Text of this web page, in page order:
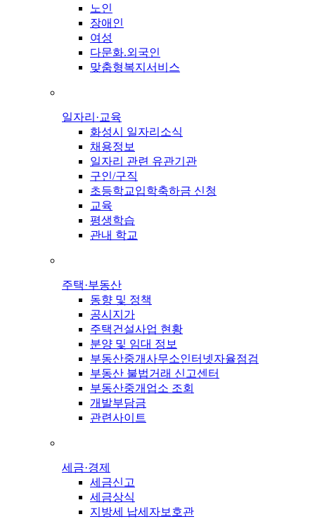
노인
장애인
여성
다문화.외국인
맞춤형복지서비스
일자리·교육
화성시 일자리소식
채용정보
일자리 관련 유관기관
구인/구직
초등학교입학축하금 신청
교육
평생학습
관내 학교
주택·부동산
동향 및 정책
공시지가
주택건설사업 현황
분양 및 임대 정보
부동산중개사무소인터넷자율점검
부동산 불법거래 신고센터
부동산중개업소 조회
개발부담금
관련사이트
세금·경제
세금신고
세금상식
지방세 납세자보호관